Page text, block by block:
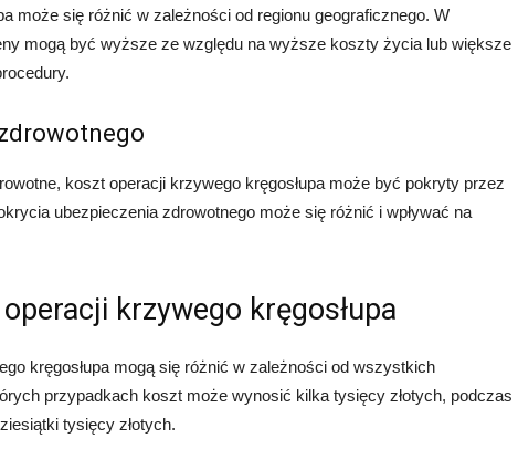
może się różnić w zależności od regionu geograficznego. W
mogą być wyższe ze względu na wyższe koszty życia lub większe
koszt operacji krzywego kręgosłupa może być pokryty przez
ubezpieczenia zdrowotnego może się różnić i wpływać na
krzywego kręgosłupa
kręgosłupa mogą się różnić w zależności od wszystkich
przypadkach koszt może wynosić kilka tysięcy złotych, podczas
tysięcy złotych.